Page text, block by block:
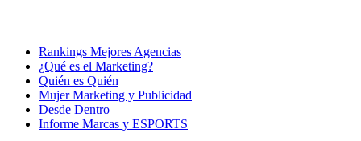
Rankings Mejores Agencias
¿Qué es el Marketing?
Quién es Quién
Mujer Marketing y Publicidad
Desde Dentro
Informe Marcas y ESPORTS